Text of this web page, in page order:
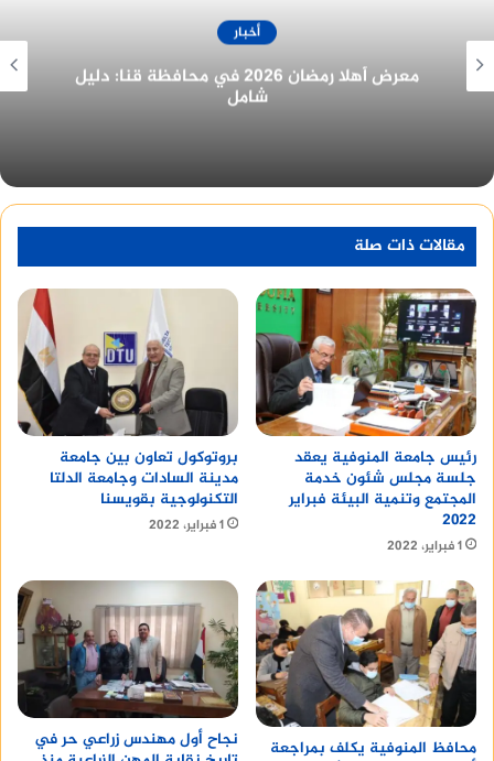
أخبار
غرفة المنيا التجارية تُهنئ الرئيس السيسي
بمناسبة الولاية الجديدة
مقالات ذات صلة
رئيس جامعة المنوفية يعقد
جلسة مجلس شئون خدمة
المجتمع وتنمية البيئة فبراير
٢٠٢٢
1 فبراير، 2022
بروتوكول تعاون بين جامعة
مدينة السادات وجامعة الدلتا
التكنولوجية بقويسنا
1 فبراير، 2022
محافظ المنوفية يكلف بمراجعة
نجاح أول مهندس زراعي حر في